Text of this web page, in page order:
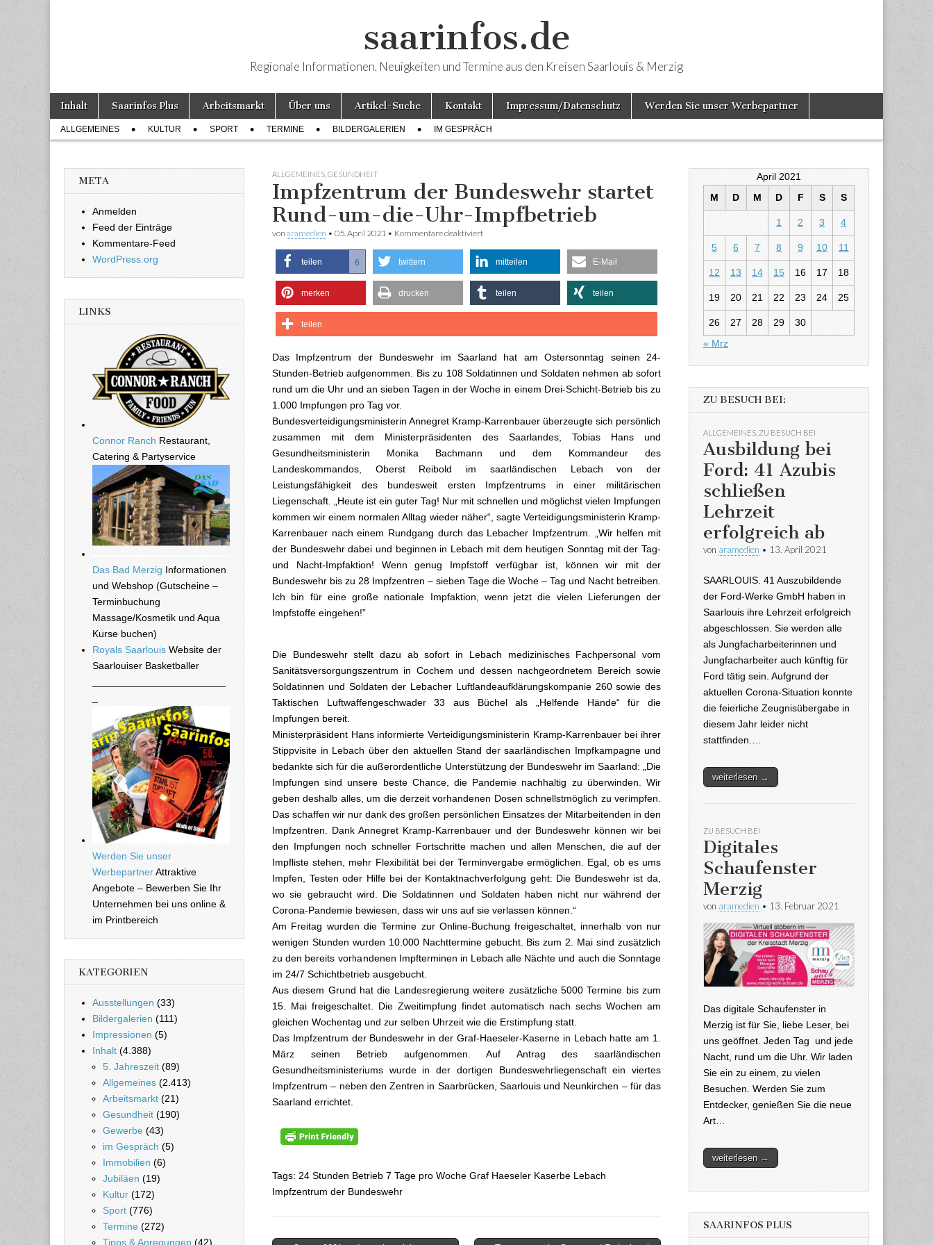
saarinfos.de
Regionale Informationen, Neuigkeiten und Termine aus den Kreisen Saarlouis & Merzig
Hauptmenü
Weiter zum Inhalt
Inhalt Saarinfos Plus Arbeitsmarkt Über uns Artikel-Suche Kontakt Impressum/Datenschutz Werden Sie unser Werbepartner
Untermenü
ALLGEMEINES KULTUR SPORT TERMINE BILDERGALERIEN IM GESPRÄCH
ALLGEMEINES GESUNDHEIT
Impfzentrum der Bundeswehr startet
Rund-um-die-Uhr-Impfbetrieb
von aramedien • 05. April 2021 • Kommentare deaktiviert
teilen 6 twittern mitteilen E-Mail
merken drucken teilen teilen
teilen
Das Impfzentrum der Bundeswehr im Saarland hat am Ostersonntag seinen 24-
Stunden-Betrieb aufgenommen. Bis zu 108 Soldatinnen und Soldaten nehmen ab sofort
rund um die Uhr und an sieben Tagen in der Woche in einem Drei-Schicht-Betrieb bis zu
1.000 Impfungen pro Tag vor.
Bundesverteidigungsministerin Annegret Kramp-Karrenbauer überzeugte sich persönlich
zusammen mit dem Ministerpräsidenten des Saarlandes, Tobias Hans und
Gesundheitsministerin Monika Bachmann und dem Kommandeur des
Landeskommandos, Oberst Reibold im saarländischen Lebach von der
Leistungsfähigkeit des bundesweit ersten Impfzentrums in einer militärischen
Liegenschaft. „Heute ist ein guter Tag! Nur mit schnellen und möglichst vielen Impfungen
kommen wir einem normalen Alltag wieder näher“, sagte Verteidigungsministerin Kramp-
Karrenbauer nach einem Rundgang durch das Lebacher Impfzentrum. „Wir helfen mit
der Bundeswehr dabei und beginnen in Lebach mit dem heutigen Sonntag mit der Tag-
und Nacht-Impfaktion! Wenn genug Impfstoff verfügbar ist, können wir mit der
Bundeswehr bis zu 28 Impfzentren – sieben Tage die Woche – Tag und Nacht betreiben.
Ich bin für eine große nationale Impfaktion, wenn jetzt die vielen Lieferungen der
Impfstoffe eingehen!”
Die Bundeswehr stellt dazu ab sofort in Lebach medizinisches Fachpersonal vom
Sanitätsversorgungszentrum in Cochem und dessen nachgeordnetem Bereich sowie
Soldatinnen und Soldaten der Lebacher Luftlandeaufklärungskompanie 260 sowie des
Taktischen Luftwaffengeschwader 33 aus Büchel als „Helfende Hände“ für die
Impfungen bereit.
Ministerpräsident Hans informierte Verteidigungsministerin Kramp-Karrenbauer bei ihrer
Stippvisite in Lebach über den aktuellen Stand der saarländischen Impfkampagne und
bedankte sich für die außerordentliche Unterstützung der Bundeswehr im Saarland: „Die
Impfungen sind unsere beste Chance, die Pandemie nachhaltig zu überwinden. Wir
geben deshalb alles, um die derzeit vorhandenen Dosen schnellstmöglich zu verimpfen.
Das schaffen wir nur dank des großen persönlichen Einsatzes der Mitarbeitenden in den
Impfzentren. Dank Annegret Kramp-Karrenbauer und der Bundeswehr können wir bei
den Impfungen noch schneller Fortschritte machen und allen Menschen, die auf der
Impfliste stehen, mehr Flexibilität bei der Terminvergabe ermöglichen. Egal, ob es ums
Impfen, Testen oder Hilfe bei der Kontaktnachverfolgung geht: Die Bundeswehr ist da,
wo sie gebraucht wird. Die Soldatinnen und Soldaten haben nicht nur während der
Corona-Pandemie bewiesen, dass wir uns auf sie verlassen können.“
Am Freitag wurden die Termine zur Online-Buchung freigeschaltet, innerhalb von nur
wenigen Stunden wurden 10.000 Nachttermine gebucht. Bis zum 2. Mai sind zusätzlich
zu den bereits vorhandenen Impfterminen in Lebach alle Nächte und auch die Sonntage
im 24/7 Schichtbetrieb ausgebucht.
Aus diesem Grund hat die Landesregierung weitere zusätzliche 5000 Termine bis zum
15. Mai freigeschaltet. Die Zweitimpfung findet automatisch nach sechs Wochen am
gleichen Wochentag und zur selben Uhrzeit wie die Erstimpfung statt.
Das Impfzentrum der Bundeswehr in der Graf-Haeseler-Kaserne in Lebach hatte am 1.
März seinen Betrieb aufgenommen. Auf Antrag des saarländischen
Gesundheitsministeriums wurde in der dortigen Bundeswehrliegenschaft ein viertes
Impfzentrum – neben den Zentren in Saarbrücken, Saarlouis und Neunkirchen – für das
Saarland errichtet.
Tags: 24 Stunden Betrieb 7 Tage pro Woche Graf Haeseler Kaserbe Lebach
Impfzentrum der Bundeswehr
META
Anmelden
Feed der Einträge
Kommentare-Feed
WordPress.org
LINKS
Connor Ranch Restaurant,
Catering & Partyservice
Das Bad Merzig Informationen
und Webshop (Gutscheine –
Terminbuchung
Massage/Kosmetik und Aqua
Kurse buchen)
Royals Saarlouis Website der
Saarlouiser Basketballer
Werden Sie unser
WerbepartnerAttraktive
Angebote – Bewerben Sie Ihr
Unternehmen bei uns online &
im Printbereich
KATEGORIEN
Ausstellungen (33)
Bildergalerien (111)
Impressionen (5)
Inhalt (4.388)
5. Jahreszeit (89)
Allgemeines (2.413)
Arbeitsmarkt (21)
Gesundheit (190)
Gewerbe (43)
im Gespräch (5)
Immobilien (6)
Jubiläen (19)
Kultur (172)
Sport (776)
Termine (272)
Tipps & Anregungen (42)
April 2021
M
D M D F S S
1 2 3 4
5 6 7 8 9 10 11
12 13 14 15 16 17 18
19 20 21 22 23 24 25
26 27 28 29
30
« Mrz
ZU BESUCH BEI:
ALLGEMEINES ZU BESUCH BEI
Ausbildung bei
Ford: 41 Azubis
schließen
Lehrzeit
erfolgreich ab
von aramedien • 13. April 2021
SAARLOUIS. 41 Auszubildende
der Ford-Werke GmbH haben in
Saarlouis ihre Lehrzeit erfolgreich
abgeschlossen. Sie werden alle
als Jungfacharbeiterinnen und
Jungfacharbeiter auch künftig für
Ford tätig sein. Aufgrund der
aktuellen Corona-Situation konnte
die feierliche Zeugnisübergabe in
diesem Jahr leider nicht
stattfinden.…
weiterlesen →
ZU BESUCH BEI
Digitales
Schaufenster
Merzig
von aramedien • 13. Februar 2021
Das digitale Schaufenster in
Merzig ist für Sie, liebe Leser, bei
uns geöffnet. Jeden Tag und jede
Nacht, rund um die Uhr. Wir laden
Sie ein zu einem, zu vielen
Besuchen. Werden Sie zum
Entdecker, genießen Sie die neue
Art…
weiterlesen →
SAARINFOS PLUS